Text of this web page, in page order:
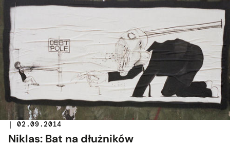
| 02.09.2014
Niklas: Bat na dłużników